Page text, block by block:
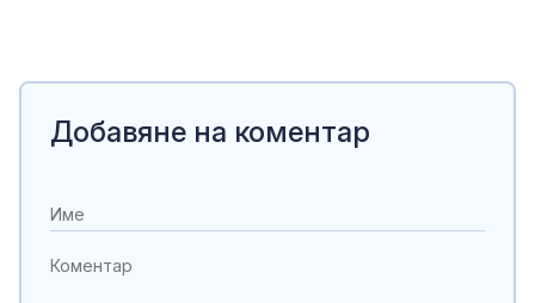
Добавяне на коментар